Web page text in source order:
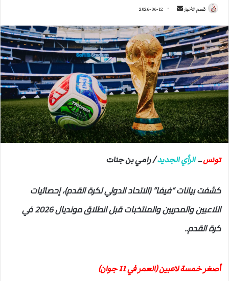
قسم الأخبار
س
ل
ب
ر
ي
د
ا
إ
ل
ك
2026-06-12
تونســالرأي الجديد/ رامي بن جنات
كشفت بيانات “فيفا” (الاتحاد الدولي لكرة القدم)، إحصائيات
اللاعبين والمدربين والمنتخبات قبل انطلاق مونديال 2026 في
كرة القدم..
أصغر خمسة لاعبين (العمر في 11 جوان)